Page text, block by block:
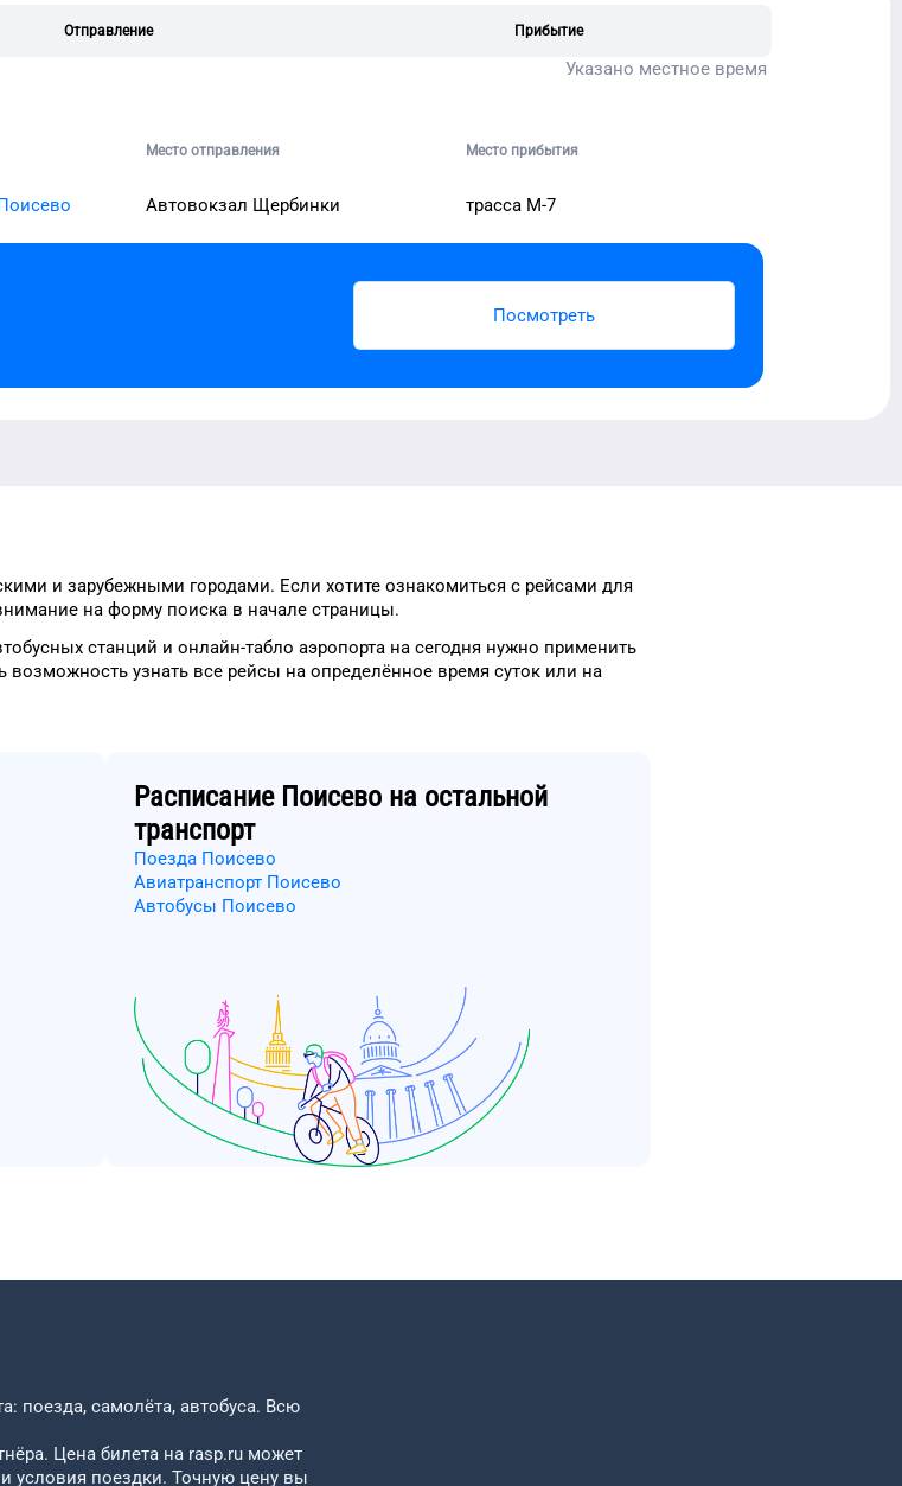
Отправление Прибытие
Указано местное время
Место отправления Место прибытия
Автовокзал Щербинки трасса М-7
Посмотреть
и зарубежными городами. Если хотите ознакомиться с рейсами для
на форму поиска в начале страницы.
станций и онлайн-табло аэропорта на сегодня нужно применить
возможность узнать все рейсы на определённое время суток или на
Расписание Поисево на остальной
транспорт
Поезда Поисево
Авиатранспорт Поисево
Автобусы Поисево
поезда, самолёта, автобуса. Всю
Цена билета на rasp.ru может
условия поездки. Точную цену вы